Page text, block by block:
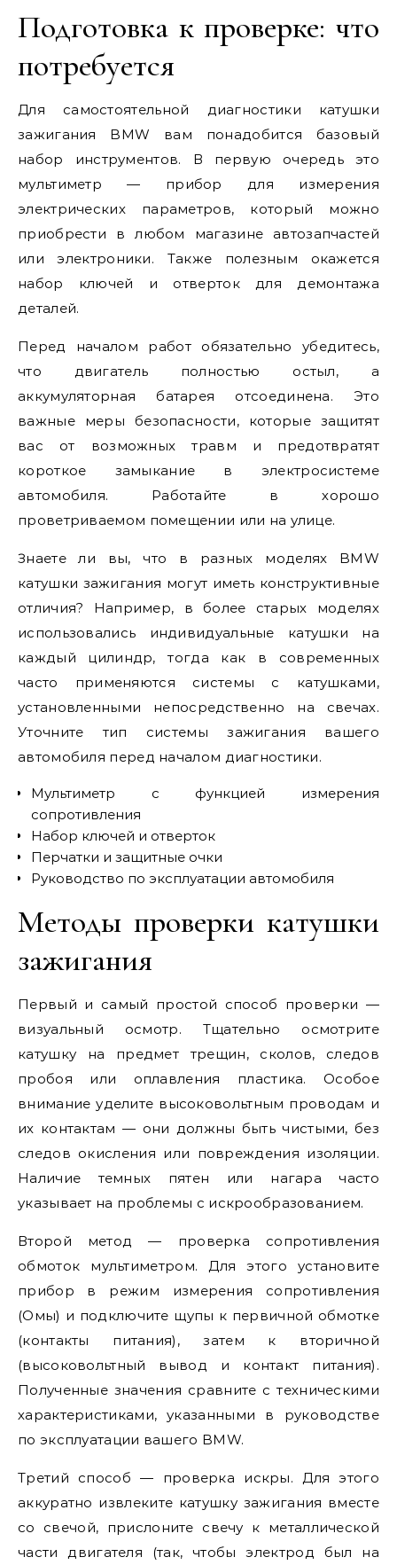
Подготовка к проверке: что
потребуется
Для самостоятельной диагностики катушки
зажигания BMW вам понадобится базовый
набор инструментов. В первую очередь это
мультиметр — прибор для измерения
электрических параметров, который можно
приобрести в любом магазине автозапчастей
или электроники. Также полезным окажется
набор ключей и отверток для демонтажа
деталей.
Перед началом работ обязательно убедитесь,
что двигатель полностью остыл, а
аккумуляторная батарея отсоединена. Это
важные меры безопасности, которые защитят
вас от возможных травм и предотвратят
короткое замыкание в электросистеме
автомобиля. Работайте в хорошо
проветриваемом помещении или на улице.
Знаете ли вы, что в разных моделях BMW
катушки зажигания могут иметь конструктивные
отличия? Например, в более старых моделях
использовались индивидуальные катушки на
каждый цилиндр, тогда как в современных
часто применяются системы с катушками,
установленными непосредственно на свечах.
Уточните тип системы зажигания вашего
автомобиля перед началом диагностики.
Мультиметр с функцией измерения
сопротивления
Набор ключей и отверток
Перчатки и защитные очки
Руководство по эксплуатации автомобиля
Методы проверки катушки
зажигания
Первый и самый простой способ проверки —
визуальный осмотр. Тщательно осмотрите
катушку на предмет трещин, сколов, следов
пробоя или оплавления пластика. Особое
внимание уделите высоковольтным проводам и
их контактам — они должны быть чистыми, без
следов окисления или повреждения изоляции.
Наличие темных пятен или нагара часто
указывает на проблемы с искрообразованием.
Второй метод — проверка сопротивления
обмоток мультиметром. Для этого установите
прибор в режим измерения сопротивления
(Омы) и подключите щупы к первичной обмотке
(контакты питания), затем к вторичной
(высоковольтный вывод и контакт питания).
Полученные значения сравните с техническими
характеристиками, указанными в руководстве
по эксплуатации вашего BMW.
Третий способ — проверка искры. Для этого
аккуратно извлеките катушку зажигания вместе
со свечой, прислоните свечу к металлической
части двигателя (так, чтобы электрод был на